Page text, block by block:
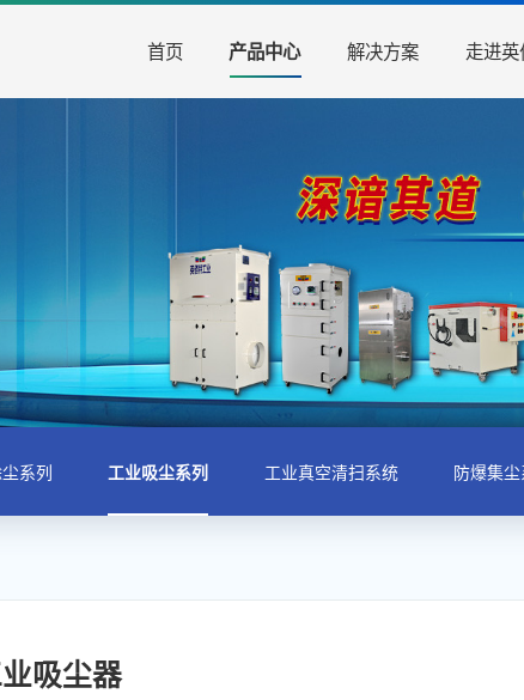
首页 产品中心 解决方案 走进
系列 工业吸尘系列 工业真空清扫系统 防爆集
吸尘器